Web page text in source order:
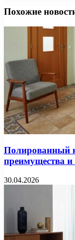
Похожие
Полированный
преимущества и
30.04.2026